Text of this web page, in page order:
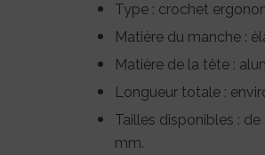
Type : crochet
Matière du manche :
Matière de la tête :
Longueur totale :
Tailles disponibles : de
mm.